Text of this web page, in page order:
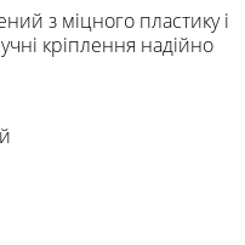
з міцного пластику і
кріплення надійно